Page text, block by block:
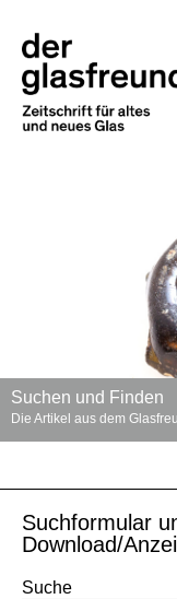
Suchen und Finden
Die Artikel aus dem
Suchformular
Download/
Suche